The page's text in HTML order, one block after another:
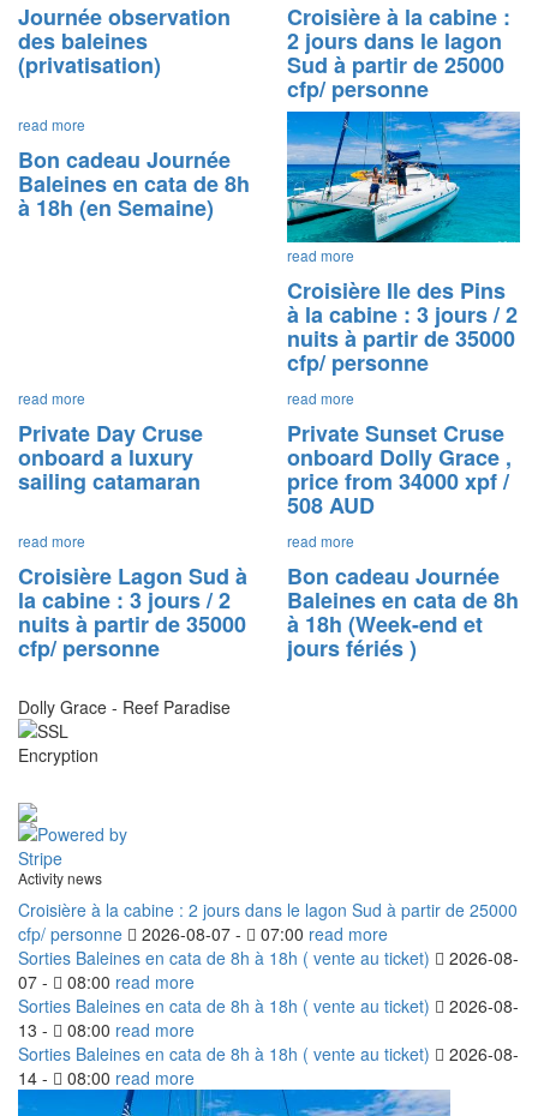
Journée observation
des baleines
(privatisation)
Croisière à la cabine :
2 jours dans le lagon
Sud à partir de 25000
cfp/ personne
read more
Bon cadeau Journée
Baleines en cata de 8h
à 18h (en Semaine)
read more
Croisière Ile des Pins
à la cabine : 3 jours / 2
nuits à partir de 35000
cfp/ personne
read more
Private Day Cruse
onboard a luxury
sailing catamaran
read more
Private Sunset Cruse
onboard Dolly Grace ,
price from 34000 xpf /
508 AUD
read more
Croisière Lagon Sud à
la cabine : 3 jours / 2
nuits à partir de 35000
cfp/ personne
read more
Bon cadeau Journée
Baleines en cata de 8h
à 18h (Week-end et
jours fériés )
Dolly Grace - Reef Paradise
Activity news
Croisière à la cabine : 2 jours dans le lagon Sud à partir de 25000
cfp/ personne
2026-08-07 - 07:00 read more
Sorties Baleines en cata de 8h à 18h ( vente au ticket)
2026-08-
07 -
08:00 read more
Sorties Baleines en cata de 8h à 18h ( vente au ticket)
2026-08-
13 -
08:00 read more
Sorties Baleines en cata de 8h à 18h ( vente au ticket)
2026-08-
14 -
08:00 read more